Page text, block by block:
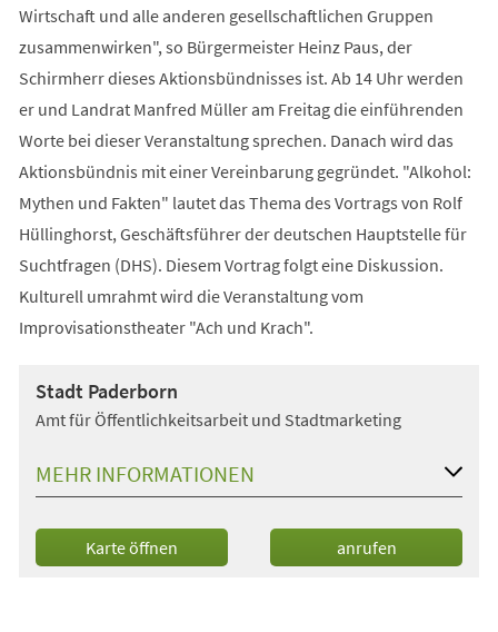
Wirtschaft und alle anderen gesellschaftlichen Gruppen
zusammenwirken", so Bürgermeister Heinz Paus, der
Schirmherr dieses Aktionsbündnisses ist. Ab 14 Uhr werden
er und Landrat Manfred Müller am Freitag die einführenden
Worte bei dieser Veranstaltung sprechen. Danach wird das
Aktionsbündnis mit einer Vereinbarung gegründet. "Alkohol:
Mythen und Fakten" lautet das Thema des Vortrags von Rolf
Hüllinghorst, Geschäftsführer der deutschen Hauptstelle für
Suchtfragen (DHS). Diesem Vortrag folgt eine Diskussion.
Kulturell umrahmt wird die Veranstaltung vom
Improvisationstheater "Ach und Krach".
Stadt Paderborn
Amt für Öffentlichkeitsarbeit und Stadtmarketing
MEHR INFORMATIONEN
Karte öffnen
(Öffnet
in
anrufen